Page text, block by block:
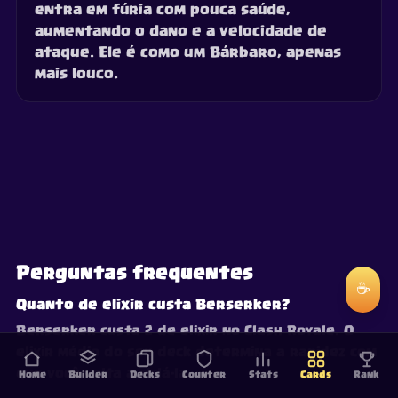
entra em fúria com pouca saúde,
aumentando o dano e a velocidade de
ataque. Ele é como um Bárbaro, apenas
mais louco.
Home Builder Decks Counter Stats Cards Rank
Perguntas frequentes
Quanto de elixir custa Berserker?
Berserker custa 2 de elixir no Clash Royale. O
elixir médio do seu deck determina a rapidez com
que você volta a ciclá-la.
☕